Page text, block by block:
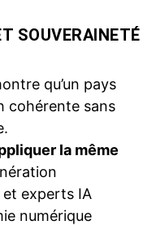
SOUVERAINETÉ
qu’un pays
cohérente sans
la même
et experts IA
numérique